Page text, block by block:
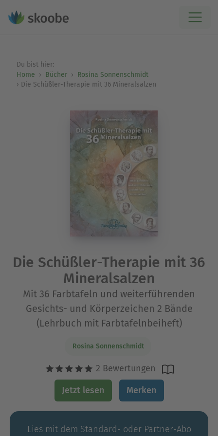
Du bist hier:
Home
Bücher
Rosina Sonnenschmidt
Die Schüßler-Therapie mit 36 Mineralsalzen
Die Schüßler-Therapie mit 36
Mineralsalzen
Mit 36 Farbtafeln und weiterführenden
Gesichts- und Körperzeichen 2 Bände
(Lehrbuch mit Farbtafelnbeiheft)
Rosina Sonnenschmidt
2 Bewertungen
Jetzt lesen Merken
Lies mit dem Standard- oder Partner-Abo